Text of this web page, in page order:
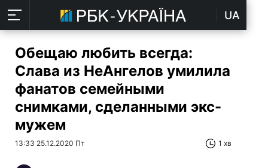
UA
Обещаю любить всегда:
Слава из НеАнгелов умилила
фанатов семейными
снимками, сделанными экс-
мужем
13:33 25.12.2020 Пт 1 хв